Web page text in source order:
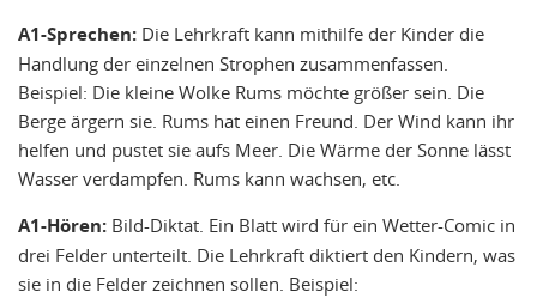
A1-Sprechen: Die Lehrkraft kann mithilfe der Kinder die
Handlung der einzelnen Strophen zusammenfassen.
Beispiel: Die kleine Wolke Rums möchte größer sein. Die
Berge ärgern sie. Rums hat einen Freund. Der Wind kann ihr
helfen und pustet sie aufs Meer. Die Wärme der Sonne lässt
Wasser verdampfen. Rums kann wachsen, etc.
A1-Hören: Bild-Diktat. Ein Blatt wird für ein Wetter-Comic in
drei Felder unterteilt. Die Lehrkraft diktiert den Kindern, was
sie in die Felder zeichnen sollen. Beispiel: